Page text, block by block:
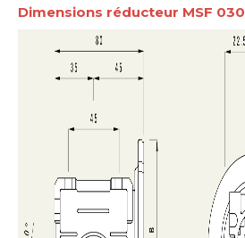
Dimensions réducteur MSF 030